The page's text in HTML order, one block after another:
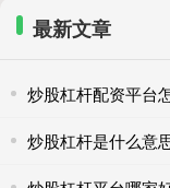
最新文章
炒股杠杆配资平台
炒股杠杆是什么意